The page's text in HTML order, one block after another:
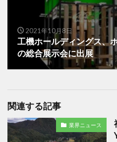
2021年10月8日
工機ホールディングス、
の総合展示会に出展
関連する記事
業界ニュース